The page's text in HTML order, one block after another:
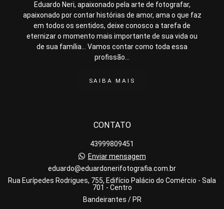
Eduardo Neri, apaixonado pela arte de fotografar,
apaixonado por contar histórias de amor, ama o que faz
em todos os sentidos, deixe conosco a tarefa de
eternizar o momento mais importante de sua vida ou
de sua família... Vamos contar como toda essa
profissão...
SAIBA MAIS
CONTATO
43999809451
Enviar mensagem
eduardo@eduardonerifotografia.com.br
Rua Eurípedes Rodrigues, 755, Edifício Palácio do Comércio - Sala
701 - Centro
Bandeirantes / PR